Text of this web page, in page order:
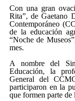
Con una gran
Rita”, de Gaetano
Contemporáneo
de la educación
“Noche de
mes.
A nombre del
Educación, la
General del
participaron en la
que formen parte